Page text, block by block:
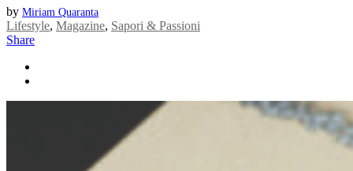
by Miriam Quaranta
Lifestyle, Magazine, Sapori & Passioni
Share